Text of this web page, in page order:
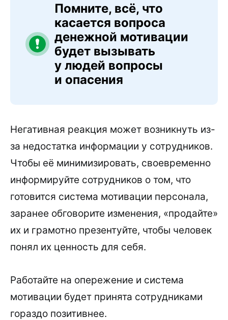
Помните, всё, что
касается вопроса
денежной мотивации
будет вызывать
у людей вопросы
и опасения
Негативная реакция может возникнуть из-
за недостатка информации у сотрудников.
Чтобы её минимизировать, своевременно
информируйте сотрудников о том, что
готовится система мотивации персонала,
заранее обговорите изменения, «продайте»
их и грамотно презентуйте, чтобы человек
понял их ценность для себя.
Работайте на опережение и система
мотивации будет принята сотрудниками
гораздо позитивнее.